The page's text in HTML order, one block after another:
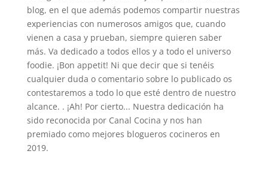
blog, en el que además podemos compartir nuestras
experiencias con numerosos amigos que, cuando
vienen a casa y prueban, siempre quieren saber
más. Va dedicado a todos ellos y a todo el universo
foodie. ¡Bon appetit! Ni que decir que si tenéis
cualquier duda o comentario sobre lo publicado os
contestaremos a todo lo que esté dentro de nuestro
alcance. . ¡Ah! Por cierto... Nuestra dedicación ha
sido reconocida por Canal Cocina y nos han
premiado como mejores blogueros cocineros en
2019.